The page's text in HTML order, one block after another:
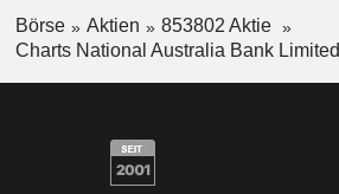
Börse Aktien
853802 Aktie
Charts National Australia Bank Limited